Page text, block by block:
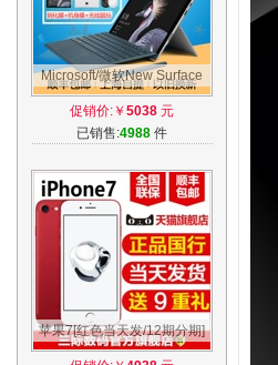
Microsoft/微软New Surface
Pro i5 256G平板电脑二合一
新品Win10
促销价:￥ 5038 元
已销售:4988 件
苹果7[红色当天发/12期分期]
Apple/苹果 iPhone 7 全网通